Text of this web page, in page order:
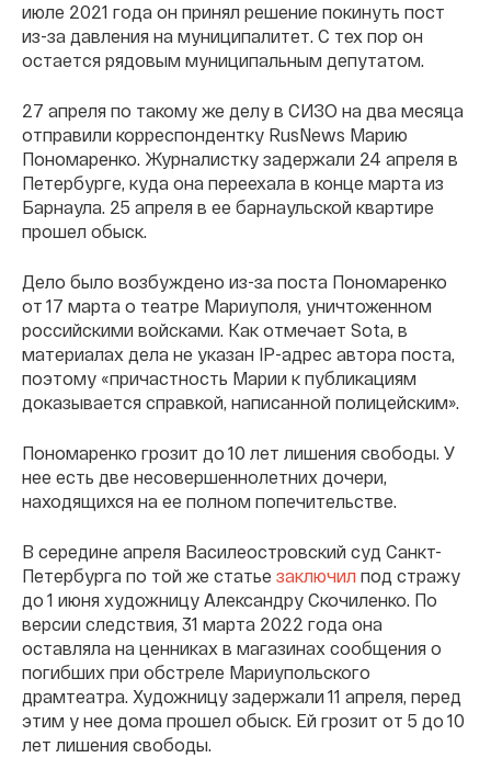
июле 2021 года он принял решение покинуть пост
из-за давления на муниципалитет. С тех пор он
остается рядовым муниципальным депутатом.
27 апреля по такому же делу в СИЗО на два месяца
отправили корреспондентку RusNews Марию
Пономаренко. Журналистку задержали 24 апреля в
Петербурге, куда она переехала в конце марта из
Барнаула. 25 апреля в ее барнаульской квартире
прошел обыск.
Дело было возбуждено из-за поста Пономаренко
от 17 марта о театре Мариуполя, уничтоженном
российскими войсками. Как отмечает Sota, в
материалах дела не указан IP-адрес автора поста,
поэтому «причастность Марии к публикациям
доказывается справкой, написанной полицейским».
Пономаренко грозит до 10 лет лишения свободы. У
нее есть две несовершеннолетних дочери,
находящихся на ее полном попечительстве.
В середине апреля Василеостровский суд Санкт-
Петербурга по той же статье заключил под стражу
до 1 июня художницу Александру Скочиленко. По
версии следствия, 31 марта 2022 года она
оставляла на ценниках в магазинах сообщения о
погибших при обстреле Мариупольского
драмтеатра. Художницу задержали 11 апреля, перед
этим у нее дома прошел обыск. Ей грозит от 5 до 10
лет лишения свободы.